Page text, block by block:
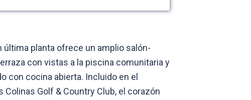
planta ofrece un amplio salón-
con vistas a la piscina comunitaria y
con cocina abierta. Incluido en el
Golf & Country Club, el corazón